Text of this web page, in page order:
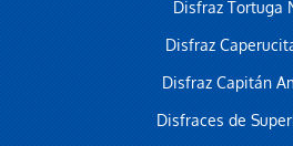
Disfraz Tortuga
Disfraz
Disfraz Capitán
Disfraces de